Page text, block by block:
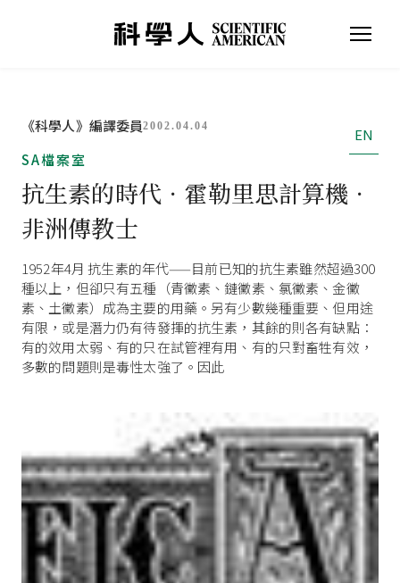
《科學人》編譯委員2002.04.04
EN
SA檔案室
抗生素的時代．霍勒里思計算機．
非洲傳教士
1952年4月 抗生素的年代——目前已知的抗生素雖然超過300
種以上，但卻只有五種（青黴素、鏈黴素、氯黴素、金黴
素、土黴素）成為主要的用藥。另有少數幾種重要、但用途
有限，或是潛力仍有待發揮的抗生素，其餘的則各有缺點：
有的效用太弱、有的只在試管裡有用、有的只對畜牲有效，
多數的問題則是毒性太強了。因此